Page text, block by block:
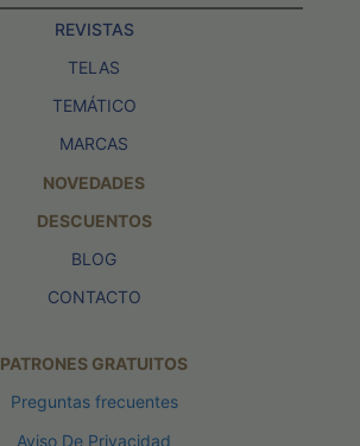
REVISTAS
TELAS
TEMÁTICO
MARCAS
NOVEDADES
DESCUENTOS
BLOG
CONTACTO
PATRONES GRATUITOS
Preguntas frecuentes
Aviso De Privacidad